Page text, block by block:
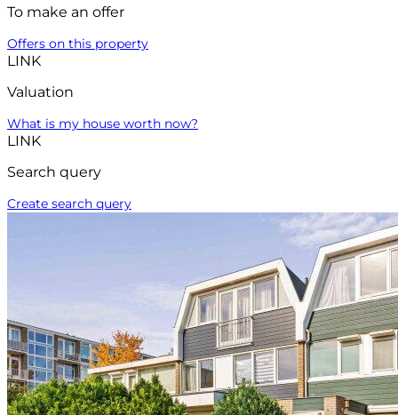
To make an offer
Offers on this property
LINK
Valuation
What is my house worth now?
LINK
Search query
Create search query